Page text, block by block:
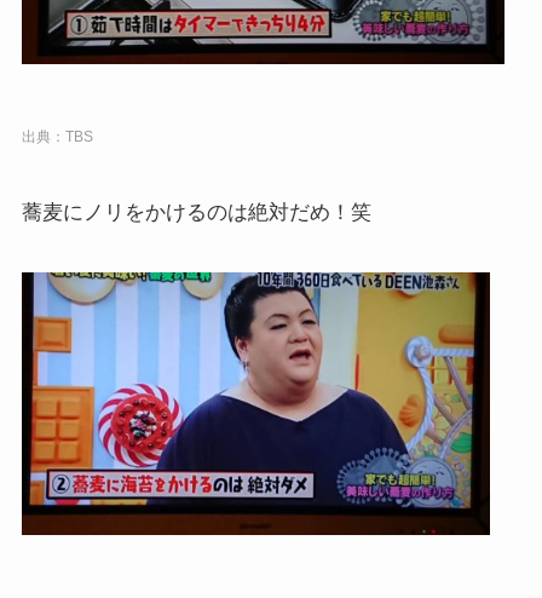
出典：TBS
蕎麦にノリをかけるのは絶対だめ！笑